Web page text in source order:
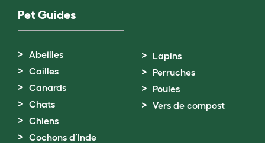
Pet Guides
Abeilles
Cailles
Canards
Chats
Chiens
Cochons d’Inde
Lapins
Perruches
Poules
Vers de compost